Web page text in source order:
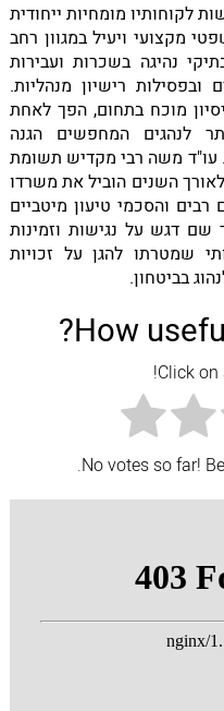
לקוחותיו מומחיות ייחודית
מקצועי ויעיל במגוון רחב
נהיגה בשכרות ועבירות
ובפסילות רישיון מנהליות.
מוכח בתחום, הפך לאחת
לנהגים המחפשים הגנה
עו"ד משה רבי מקדיש תשומת
השנים הוביל את משרדו
רבים והסכמי טיעון מיטביים
דגש על נגישות וזמינות
שמטרתו להגן על זכויות
בביטחון.
How
Click on
No votes so far!